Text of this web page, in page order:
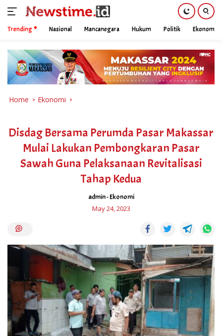
content
Trending Nasional Mancanegara Hukum Politik Ekonomi
Home Ekonomi
Disdag Bersama Perumda Pasar Makassar
Mulai Lakukan Pembongkaran Pasar
Sawah Guna Pelaksanaan Revitalisasi
Tahap Kedua
admin-Ekonomi
May 24, 2023